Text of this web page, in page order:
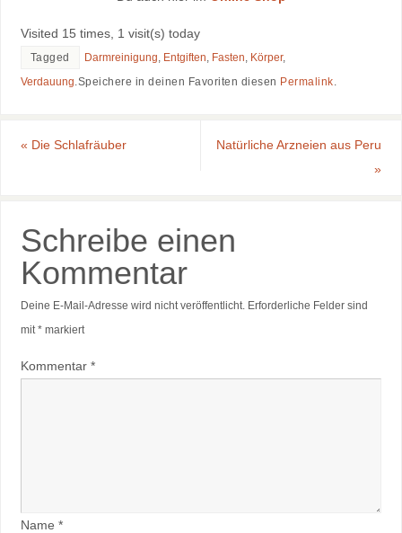
Visited 15 times, 1 visit(s) today
Tagged Darmreinigung, Entgiften, Fasten, Körper,
Verdauung.Speichere in deinen Favoriten diesen Permalink.
« Die Schlafräuber
Natürliche Arzneien aus Peru
»
Schreibe einen
Kommentar
Deine E-Mail-Adresse wird nicht veröffentlicht. Erforderliche Felder sind
mit*markiert
Kommentar *
Name *